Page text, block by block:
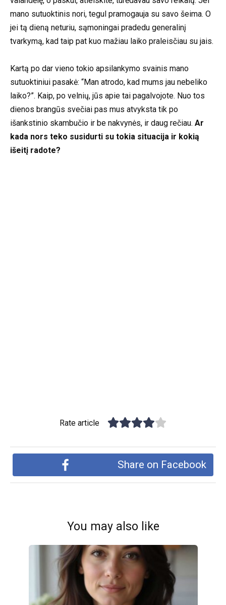
mano sutuoktinis nori, tegul pramogauja su savo šeima. O
jei tą dieną neturiu, sąmoningai pradedu generalinį
tvarkymą, kad taip pat kuo mažiau laiko praleisčiau su jais.
Kartą po dar vieno tokio apsilankymo svainis mano
sutuoktiniui pasakė: “Man atrodo, kad mums jau nebeliko
laiko?”. Kaip, po velnių, jūs apie tai pagalvojote. Nuo tos
dienos brangūs svečiai pas mus atvyksta tik po
išankstinio skambučio ir be nakvynės, ir daug rečiau. Ar
kada nors teko susidurti su tokia situacija ir kokią
išeitį radote?
Rate article
Share on Facebook
You may also like